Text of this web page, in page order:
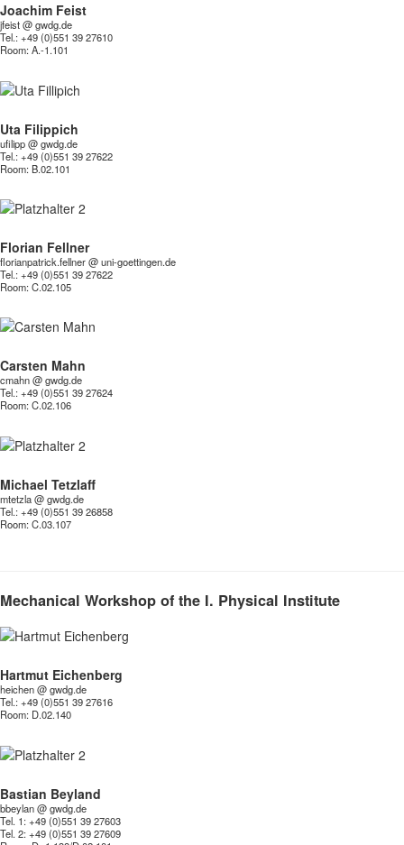
Joachim Feist
jfeist @ gwdg.de
Tel.: +49 (0)551 39 27610
Room:A.-1.101
Uta Filippich
ufilipp @ gwdg.de
Tel.: +49 (0)551 39 27622
Room:B.02.101
Florian Fellner
florianpatrick.fellner @ uni-goettingen.de
Tel.: +49 (0)551 39 27622
Room:C.02.105
Carsten Mahn
cmahn @ gwdg.de
Tel.: +49 (0)551 39 27624
Room:C.02.106
Michael Tetzlaff
mtetzla @ gwdg.de
Tel.: +49 (0)551 39 26858
Room:C.03.107
Mechanical Workshop of the I. Physical Institute
Hartmut Eichenberg
heichen @ gwdg.de
Tel.: +49 (0)551 39 27616
Room: D.02.140
Bastian Beyland
bbeylan @ gwdg.de
Tel. 1: +49 (0)551 39 27603
Tel. 2: +49 (0)551 39 27609